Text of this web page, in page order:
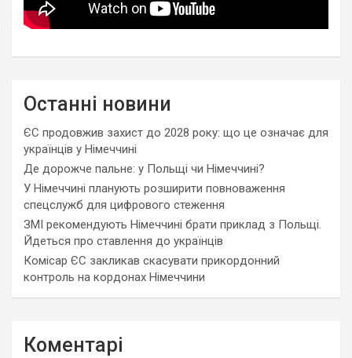
Останні новини
ЄС продовжив захист до 2028 року: що це означає для
українців у Німеччині
Де дорожче пальне: у Польщі чи Німеччині?
У Німеччині планують розширити повноваження
спецслужб для цифрового стеження
ЗМІ рекомендують Німеччині брати приклад з Польщі.
Йдеться про ставлення до українців
Комісар ЄС закликав скасувати прикордонний
контроль на кордонах Німеччини
Коментарі